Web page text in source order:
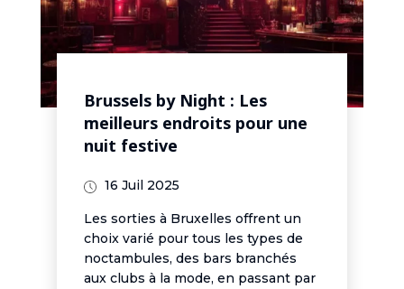
Brussels by Night : Les
meilleurs endroits pour une
nuit festive
16 Juil 2025
Les sorties à Bruxelles offrent un
choix varié pour tous les types de
noctambules, des bars branchés
aux clubs à la mode, en passant par